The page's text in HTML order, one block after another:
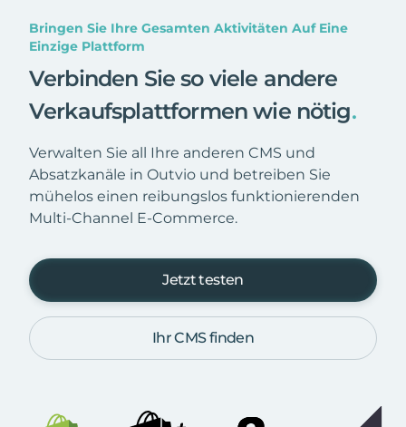
Bringen Sie Ihre Gesamten Aktivitäten Auf Eine
Einzige Plattform
Verbinden Sie so viele andere
Verkaufsplattformen wie nötig.
Verwalten Sie all Ihre anderen CMS und
Absatzkanäle in Outvio und betreiben Sie
mühelos einen reibungslos funktionierenden
Multi-Channel E-Commerce.
Jetzt testen
Ihr CMS finden